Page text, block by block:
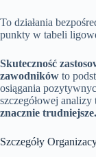
To działania
punkty w tabeli
Skuteczność
zawodników to
osiągania
szczegółowej
znacznie trudniejsze.
Szczegóły